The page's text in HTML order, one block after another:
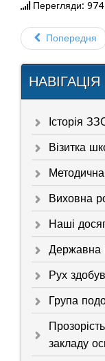
Перегляди: 974
Попередня
НАВІГАЦІЯ
Історія
Візитка
Виховна
Наші
Державна
Рух
Група
закладу